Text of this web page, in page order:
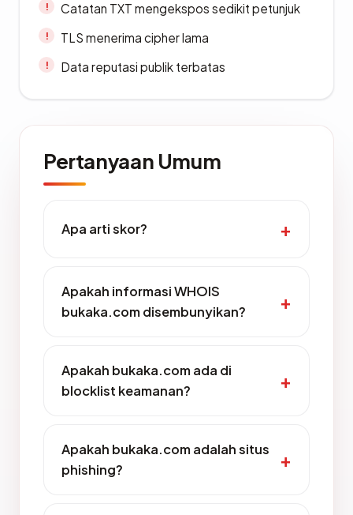
Catatan TXT mengekspos sedikit petunjuk
TLS menerima cipher lama
Data reputasi publik terbatas
Pertanyaan Umum
Apa arti skor?
Apakah informasi WHOIS
bukaka.com disembunyikan?
Apakah bukaka.com ada di
blocklist keamanan?
Apakah bukaka.com adalah situs
phishing?